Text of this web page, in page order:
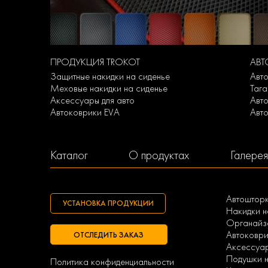
ПРОДУКЦИЯ TROKOT
Защитные накидки на сиденье
Меховые накидки на сиденье
Аксессуары для авто
Автоковрики EVA
Каталог О продуктах Галерея
УСТАНОВКА ПРОДУКЦИИ
ОТСЛЕДИТЬ ЗАКАЗ
Политика конфиденциальности
Накидки
Подушки